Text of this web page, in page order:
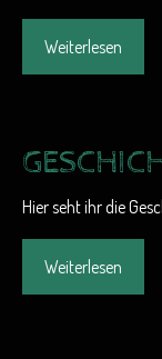
Weiterlesen
Hier seht ihr die
Weiterlesen